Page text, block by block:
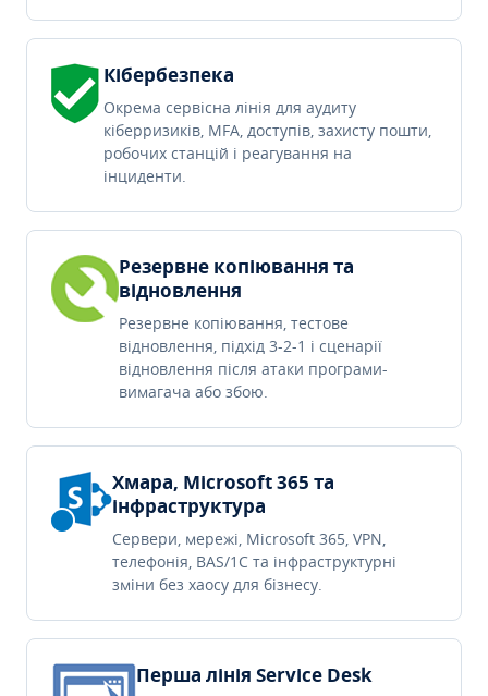
Кібербезпека
Окрема сервісна лінія для аудиту
кіберризиків, MFA, доступів, захисту пошти,
робочих станцій і реагування на
інциденти.
Резервне копіювання та
відновлення
Резервне копіювання, тестове
відновлення, підхід 3-2-1 і сценарії
відновлення після атаки програми-
вимагача або збою.
Хмара, Microsoft 365 та
інфраструктура
Сервери, мережі, Microsoft 365, VPN,
телефонія, BAS/1C та інфраструктурні
зміни без хаосу для бізнесу.
Перша лінія Service Desk